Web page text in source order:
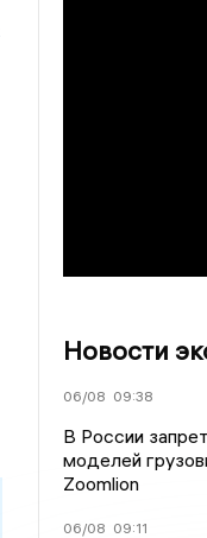
Новости
06/08 09:38
В России
моделей
Zoomlion
06/08 09:11